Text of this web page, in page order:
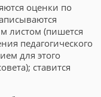
оценки по
листом (пишется
педагогического
для этого
ставится